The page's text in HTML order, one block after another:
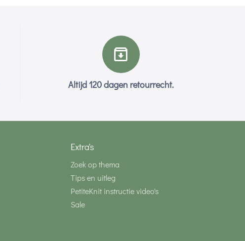
Altijd 120 dagen retourrecht.
Extra's
Zoek op thema
Tips en uitleg
PetiteKnit instructie video's
Sale